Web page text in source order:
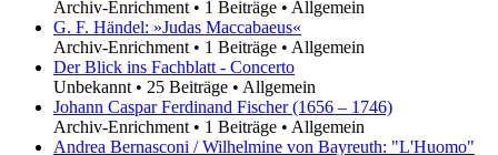
Archiv-Enrichment • 1 Beiträge • Allgemein
G. F. Händel: »Judas Maccabaeus«
Archiv-Enrichment • 1 Beiträge • Allgemein
Der Blick ins Fachblatt - Concerto
Unbekannt • 25 Beiträge • Allgemein
Johann Caspar Ferdinand Fischer (1656 – 1746)
Archiv-Enrichment • 1 Beiträge • Allgemein
Andrea Bernasconi / Wilhelmine von Bayreuth: "L'Huomo"